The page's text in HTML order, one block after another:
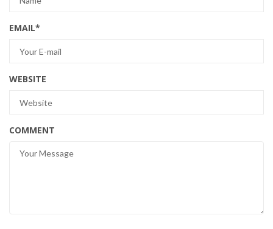
EMAIL*
WEBSITE
COMMENT